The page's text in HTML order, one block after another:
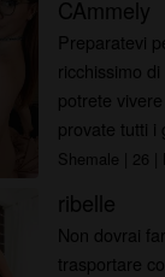
vengono forniti
indagini sui
non tenta
rese dai
CAmmely
Preparatevi
ricchissimo
potrete
provate tutti i
stup...
Shemale | 26
ribelle
Non dovrai
trasportare